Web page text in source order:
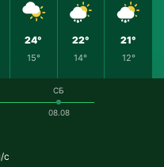
24°
15°
22°
14°
21°
12°
с
СБ
08.08